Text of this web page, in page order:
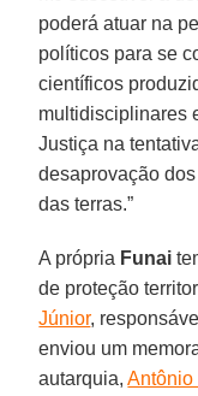
poderá atuar na
políticos para se
científicos
multidisciplinares
Justiça na
desaprovação
das terras.”
A própria Funai
de proteção
Júnior,
enviou um
autarquia,Antônio